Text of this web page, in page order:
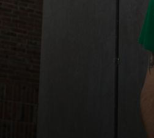
Начни без лишних